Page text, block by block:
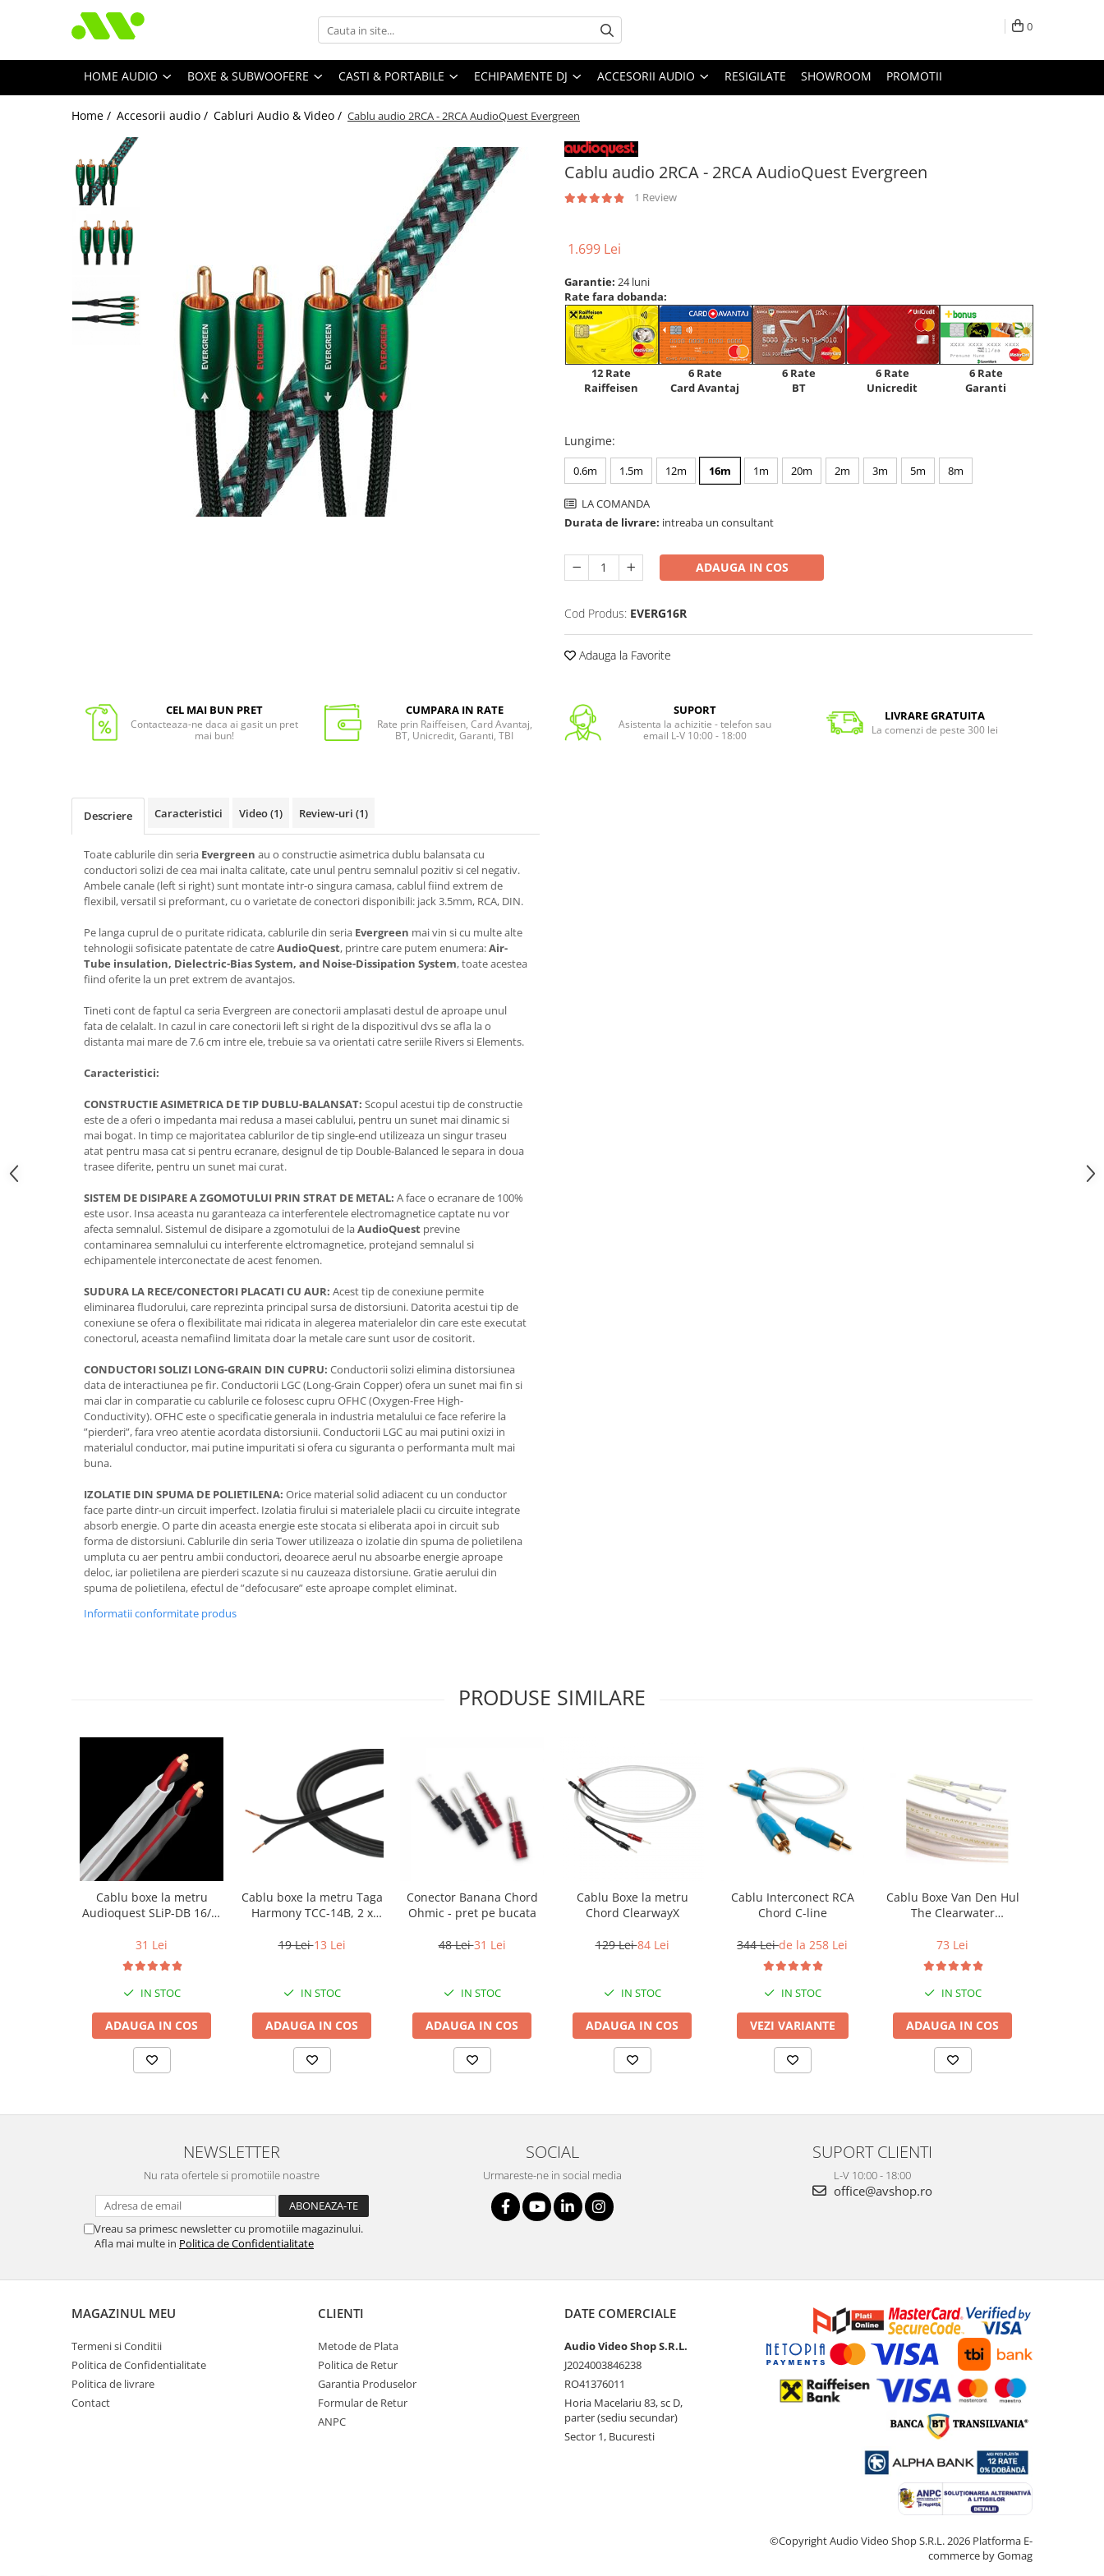
0
HOME AUDIO BOXE & SUBWOOFERE CASTI & PORTABILE ECHIPAMENTE DJ ACCESORII AUDIO RESIGILATE SHOWROOM PROMOTII
Home / Accesorii audio / Cabluri Audio & Video / Cablu audio 2RCA - 2RCA AudioQuest Evergreen
Cablu audio 2RCA - 2RCA AudioQuest Evergreen
1 Review
1.699 Lei
Garantie: 24 luni
Rate fara dobanda:
12 Rate
Raiffeisen
6 Rate
Card Avantaj
6 Rate
BT
6 Rate
Unicredit
6 Rate
Garanti
Lungime:
0.6m 1.5m 12m 16m 1m 20m 2m 3m 5m 8m
LA COMANDA
Durata de livrare: intreaba un consultant
ADAUGA IN COS
Cod Produs: EVERG16R
Adauga la Favorite
CEL MAI BUN PRET
Contacteaza-ne daca ai gasit un pret
mai bun!
CUMPARA IN RATE
Rate prin Raiffeisen, Card Avantaj,
BT, Unicredit, Garanti, TBI
SUPORT
Asistenta la achizitie - telefon sau
email L-V 10:00 - 18:00
LIVRARE GRATUITA
La comenzi de peste 300 lei
Descriere Caracteristici Video(1) Review-uri (1)
Toate cablurile din seria Evergreen au o constructie asimetrica dublu balansata cu
conductori solizi de cea mai inalta calitate, cate unul pentru semnalul pozitiv si cel negativ.
Ambele canale (left si right) sunt montate intr-o singura camasa, cablul fiind extrem de
flexibil, versatil si preformant, cu o varietate de conectori disponibili: jack 3.5mm, RCA, DIN.
Pe langa cuprul de o puritate ridicata, cablurile din seria Evergreen mai vin si cu multe alte
tehnologii sofisicate patentate de catreAudioQuest, printre care putem enumera:Air-
Tube insulation, Dielectric-Bias System, and Noise-Dissipation System, toate acestea
fiind oferite la un pret extrem de avantajos.
Tineti cont de faptul ca seria Evergreen are conectorii amplasati destul de aproape unul
fata de celalalt. In cazul in care conectorii left si right de la dispozitivul dvs se afla la o
distanta mai mare de 7.6 cm intre ele, trebuie sa va orientati catre seriile Rivers si Elements.
Caracteristici:
CONSTRUCTIE ASIMETRICA DE TIP DUBLU-BALANSAT: Scopul acestui tip de constructie
este de a oferi o impedanta mai redusa a masei cablului, pentru un sunet mai dinamic si
mai bogat. In timp ce majoritatea cablurilor de tip single-end utilizeaza un singur traseu
atat pentru masa cat si pentru ecranare, designul de tip Double-Balanced le separa in doua
trasee diferite, pentru un sunet mai curat.
SISTEM DE DISIPARE A ZGOMOTULUI PRIN STRAT DE METAL: A face o ecranare de 100%
este usor. Insa aceasta nu garanteaza ca interferentele electromagnetice captate nu vor
afecta semnalul. Sistemul de disipare a zgomotului de laAudioQuest previne
contaminarea semnalului cu interferente elctromagnetice, protejand semnalul si
echipamentele interconectate de acest fenomen.
SUDURA LA RECE/CONECTORI PLACATI CU AUR: Acest tip de conexiune permite
eliminarea fludorului, care reprezinta principal sursa de distorsiuni. Datorita acestui tip de
conexiune se ofera o flexibilitate mai ridicata in alegerea materialelor din care este executat
conectorul, aceasta nemafiind limitata doar la metale care sunt usor de cositorit.
CONDUCTORI SOLIZI LONG-GRAIN DIN CUPRU: Conductorii solizi elimina distorsiunea
data de interactiunea pe fir. Conductorii LGC (Long-Grain Copper) ofera un sunet mai fin si
mai clar in comparatie cu cablurile ce folosesc cupru OFHC (Oxygen-Free High-
Conductivity). OFHC este o specificatie generala in industria metalului ce face referire la
”pierderi”, fara vreo atentie acordata distorsiunii. Conductorii LGC au mai putini oxizi in
materialul conductor, mai putine impuritati si ofera cu siguranta o performanta mult mai
buna.
IZOLATIE DIN SPUMA DE POLIETILENA: Orice material solid adiacent cu un conductor
face parte dintr-un circuit imperfect. Izolatia firului si materialele placii cu circuite integrate
absorb energie. O parte din aceasta energie este stocata si eliberata apoi in circuit sub
forma de distorsiuni. Cablurile din seria Tower utilizeaza o izolatie din spuma de polietilena
umpluta cu aer pentru ambii conductori, deoarece aerul nu absoarbe energie aproape
deloc, iar polietilena are pierderi scazute si nu cauzeaza distorsiune. Gratie aerului din
spuma de polietilena, efectul de ”defocusare” este aproape complet eliminat.
Informatii conformitate produs
PRODUSE SIMILARE
Cablu boxe la metru
Audioquest SLiP-DB 16/2,
31 Lei
IN STOC
ADAUGA IN COS
Cablu boxe la metru Taga
Harmony TCC-14B, 2 x
19 Lei13 Lei
IN STOC
ADAUGA IN COS
Conector Banana Chord
Ohmic - pret pe bucata
48 Lei31 Lei
IN STOC
ADAUGA IN COS
Cablu Boxe la metru
Chord ClearwayX
129 Lei84 Lei
IN STOC
ADAUGA IN COS
Cablu Interconect RCA
Chord C-line
344 Leide la 258 Lei
IN STOC
VEZI VARIANTE
Cablu Boxe Van Den Hul
The Clearwater
73 Lei
IN STOC
ADAUGA IN COS
NEWSLETTER
Nu rata ofertele si promotiile noastre
Vreau sa primesc newsletter cu promotiile magazinului.
Afla mai multe in Politica de Confidentialitate
SOCIAL
Urmareste-ne in social media
SUPORT CLIENTI
L-V 10:00 - 18:00
office@avshop.ro
MAGAZINUL MEU
Termeni si Conditii
Politica de Confidentialitate
Politica de livrare
Contact
CLIENTI
Metode de Plata
Politica de Retur
Garantia Produselor
Formular de Retur
ANPC
DATE COMERCIALE
Audio Video Shop S.R.L.
J2024003846238
RO41376011
Horia Macelariu 83, sc D,
parter (sediu secundar)
Sector 1, Bucuresti
©Copyright Audio Video Shop S.R.L. 2026 Platforma E-
commerce by Gomag